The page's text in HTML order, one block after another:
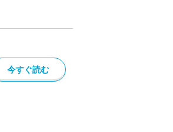
今すぐ読む